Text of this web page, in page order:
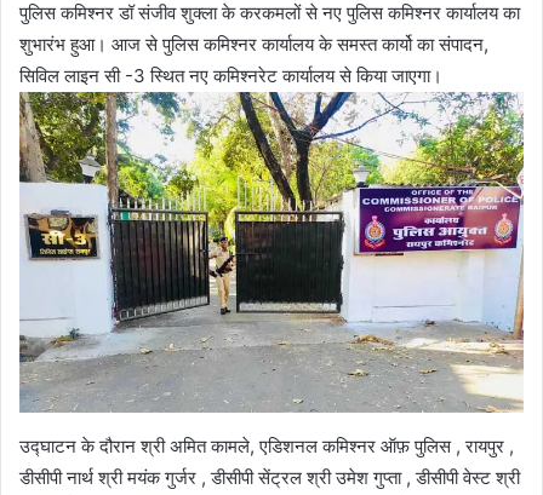
पुलिस कमिश्नर डॉ संजीव शुक्ला के करकमलों से नए पुलिस कमिश्नर कार्यालय का
शुभारंभ हुआ। आज से पुलिस कमिश्नर कार्यालय के समस्त कार्यो का संपादन,
सिविल लाइन सी -3 स्थित नए कमिश्नरेट कार्यालय से किया जाएगा।
उद्घाटन के दौरान श्री अमित कामले, एडिशनल कमिश्नर ऑफ़ पुलिस , रायपुर ,
डीसीपी नार्थ श्री मयंक गुर्जर , डीसीपी सेंट्रल श्री उमेश गुप्ता , डीसीपी वेस्ट श्री